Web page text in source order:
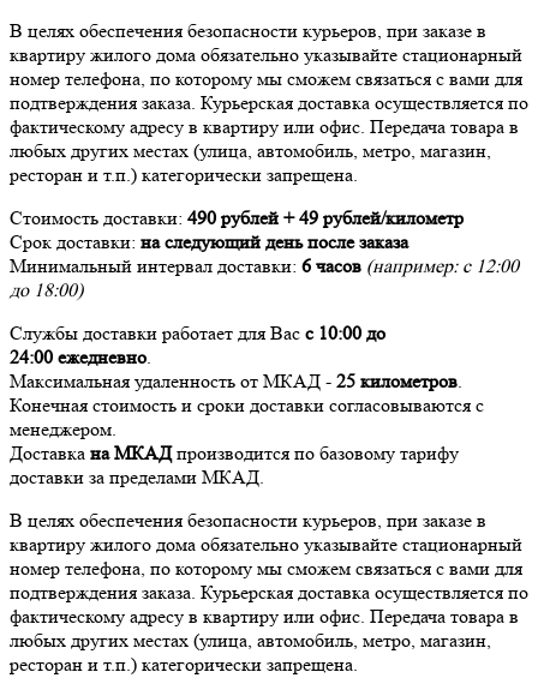
В целях обеспечения безопасности курьеров, при заказе в
квартиру жилого дома обязательно указывайте стационарный
номер телефона, по которому мы сможем связаться с вами для
подтверждения заказа. Курьерская доставка осуществляется по
фактическому адресу в квартиру или офис. Передача товара в
любых других местах (улица, автомобиль, метро, магазин,
ресторан и т.п.) категорически запрещена.
Стоимость доставки: 490 рублей + 49 рублей/километр
Срок доставки: на следующий день после заказа
Минимальный интервал доставки: 6 часов (например: с 12:00
до 18:00)
Службы доставки работает для Вас с 10:00 до
24:00 ежедневно.
Максимальная удаленность от МКАД - 25 километров.
Конечная стоимость и сроки доставки согласовываются с
менеджером.
Доставка на МКАДпроизводится по базовому тарифу
доставки за пределами МКАД.
В целях обеспечения безопасности курьеров, при заказе в
квартиру жилого дома обязательно указывайте стационарный
номер телефона, по которому мы сможем связаться с вами для
подтверждения заказа. Курьерская доставка осуществляется по
фактическому адресу в квартиру или офис. Передача товара в
любых других местах (улица, автомобиль, метро, магазин,
ресторан и т.п.) категорически запрещена.